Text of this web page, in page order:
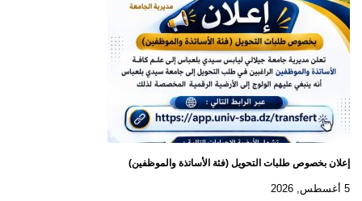
إعلان بخصوص طلبات التحويل (فئة الأساتذة والموظفين)
5 أغسطس, 2026